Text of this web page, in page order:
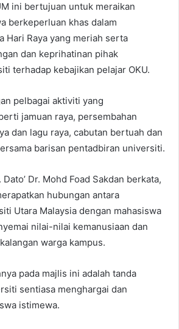
ini bertujuan untuk meraikan
berkeperluan khas dalam
Hari Raya yang meriah serta
dan keprihatinan pihak
terhadap kebajikan pelajar OKU.
pelbagai aktiviti yang
jamuan raya, persembahan
dan lagu raya, cabutan bertuah dan
barisan pentadbiran universiti.
Dr. Mohd Foad Sakdan berkata,
hubungan antara
Utara Malaysia dengan mahasiswa
nilai-nilai kemanusiaan dan
warga kampus.
pada majlis ini adalah tanda
sentiasa menghargai dan
istimewa.